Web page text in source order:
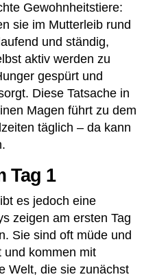
Gewohnheitstiere:
sie im Mutterleib rund
und ständig,
aktiv werden zu
gespürt und
Diese Tatsache in
Magen führt zu dem
täglich – da kann
Tag 1
es jedoch eine
zeigen am ersten Tag
Sie sind oft müde und
und kommen mit
Welt, die sie zunächst